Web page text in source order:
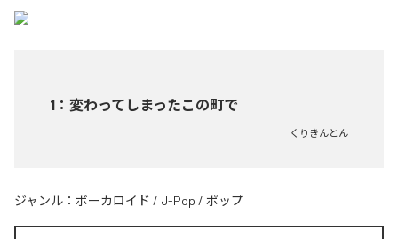
1 ： 変わってしまったこの町で
くりきんとん
ジャンル： ボーカロイド / J-Pop / ポップ